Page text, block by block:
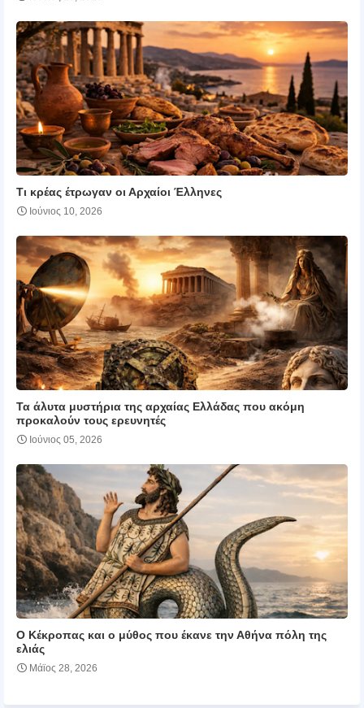
Τι κρέας έτρωγαν οι Αρχαίοι Έλληνες
Ιούνιος 10, 2026
Τα άλυτα μυστήρια της αρχαίας Ελλάδας που ακόμη
προκαλούν τους ερευνητές
Ιούνιος 05, 2026
Ο Κέκροπας και ο μύθος που έκανε την Αθήνα πόλη της
ελιάς
Μάϊος 28, 2026